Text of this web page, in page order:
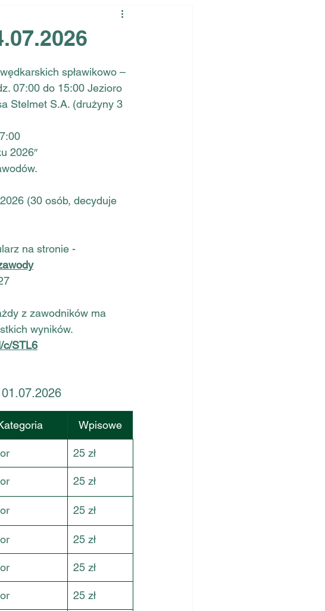
spławikowo –
07:00 do 15:00 Jezioro
Stelmet S.A. (drużyny 3
2026″
(30 osób, decyduje
na stronie -
z zawodników ma
wyników.
c/STL6
Wpisowe
25 zł
25 zł
25 zł
25 zł
25 zł
25 zł